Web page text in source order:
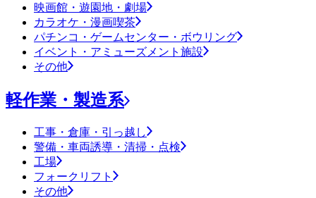
映画館・遊園地・劇場
カラオケ・漫画喫茶
パチンコ・ゲームセンター・ボウリング
イベント・アミューズメント施設
その他
軽作業・製造系
工事・倉庫・引っ越し
警備・車両誘導・清掃・点検
工場
フォークリフト
その他